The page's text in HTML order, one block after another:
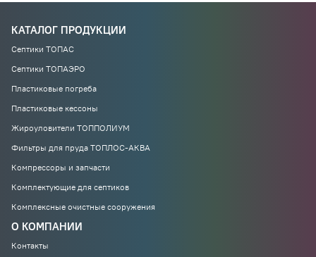
КАТАЛОГ ПРОДУКЦИИ
Септики ТОПАС
Септики ТОПАЭРО
Пластиковые погреба
Пластиковые кессоны
Жироуловители ТОППОЛИУМ
Фильтры для пруда ТОПЛОС-АКВА
Компрессоры и запчасти
Комплектующие для септиков
Комплексные очистные сооружения
О КОМПАНИИ
Контакты